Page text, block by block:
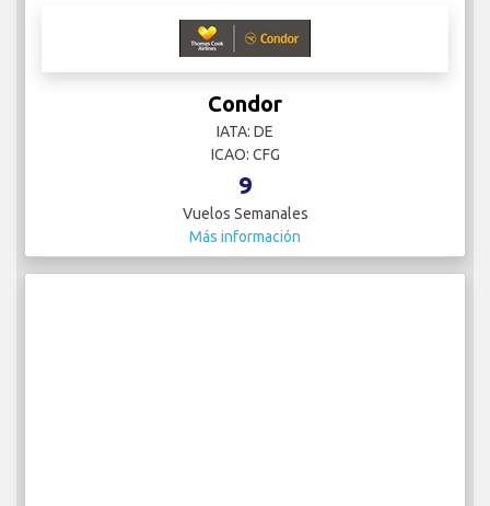
Condor
IATA: DE
ICAO: CFG
9
Vuelos Semanales
Más información